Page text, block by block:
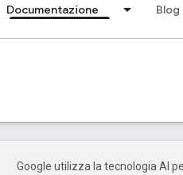
Documentazione Blog
Google utilizza la tecnologia AI